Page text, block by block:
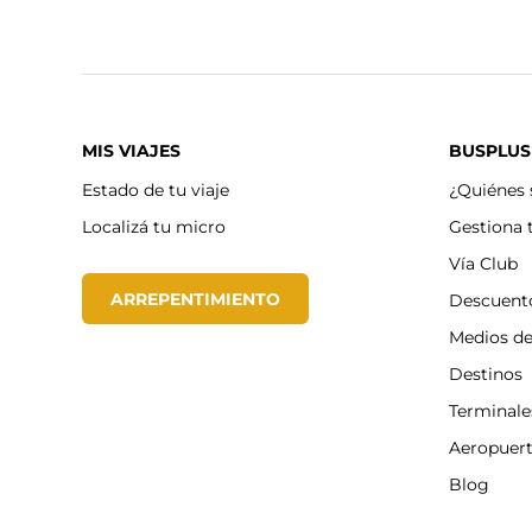
MIS VIAJES
Estado de tu viaje
Localizá tu micro
ARREPENTIMIENTO
BUSPLUS
Gestiona
Vía Club
Medios
Destinos
Blog